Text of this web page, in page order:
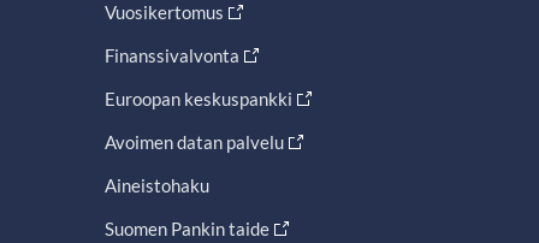
Vuosikertomus
Finanssivalvonta
Euroopan keskuspankki
Avoimen datan palvelu
Aineistohaku
Suomen Pankin taide